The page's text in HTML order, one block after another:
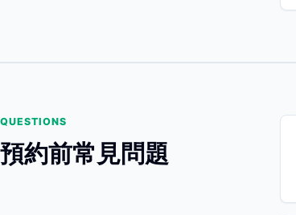
QUESTIONS
預約前常見問題